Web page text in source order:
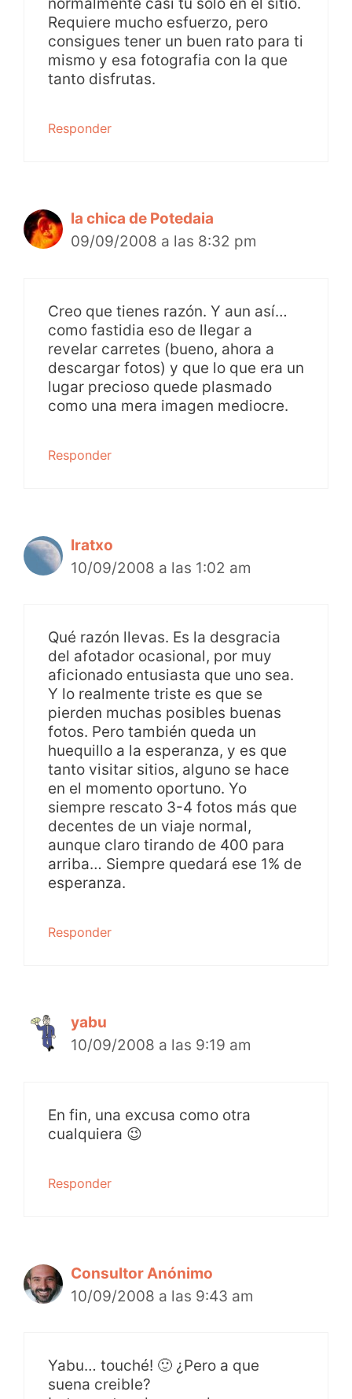
normalmente casi tu solo en el sitio.
Requiere mucho esfuerzo, pero
consigues tener un buen rato para ti
mismo y esa fotografia con la que
tanto disfrutas.
Responder
la chica de Potedaia
09/09/2008 a las 8:32 pm
Creo que tienes razón. Y aun así…
como fastidia eso de llegar a
revelar carretes (bueno, ahora a
descargar fotos) y que lo que era un
lugar precioso quede plasmado
como una mera imagen mediocre.
Responder
Iratxo
10/09/2008 a las 1:02 am
Qué razón llevas. Es la desgracia
del afotador ocasional, por muy
aficionado entusiasta que uno sea.
Y lo realmente triste es que se
pierden muchas posibles buenas
fotos. Pero también queda un
huequillo a la esperanza, y es que
tanto visitar sitios, alguno se hace
en el momento oportuno. Yo
siempre rescato 3-4 fotos más que
decentes de un viaje normal,
aunque claro tirando de 400 para
arriba… Siempre quedará ese 1% de
esperanza.
Responder
yabu
10/09/2008 a las 9:19 am
En fin, una excusa como otra
cualquiera 😉
Responder
Consultor Anónimo
10/09/2008 a las 9:43 am
Yabu… touché! 🙂 ¿Pero a que
suena creible?